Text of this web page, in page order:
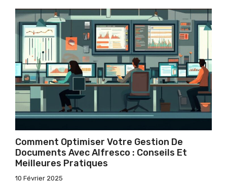
Comment Optimiser Votre Gestion De
Documents Avec Alfresco : Conseils Et
Meilleures Pratiques
10 Février 2025